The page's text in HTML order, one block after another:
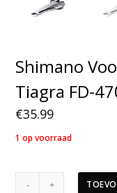
Shimano
Tiagra FD-
€35.99
1 op voorraad